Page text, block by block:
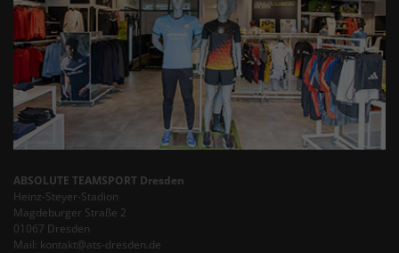
ABSOLUTE TEAMSPORT Dresden
Heinz-Steyer-Stadion
Magdeburger Straße 2
01067 Dresden
Mail: kontakt@ats-dresden.de